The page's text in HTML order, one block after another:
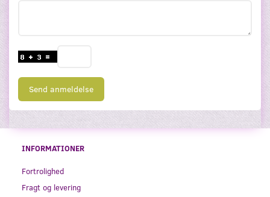
Send anmeldelse
INFORMATIONER
Fortrolighed
Fragt og levering